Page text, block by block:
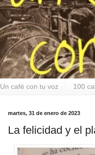
Un café con tu voz 100
martes, 31 de enero de 2023
La felicidad y el